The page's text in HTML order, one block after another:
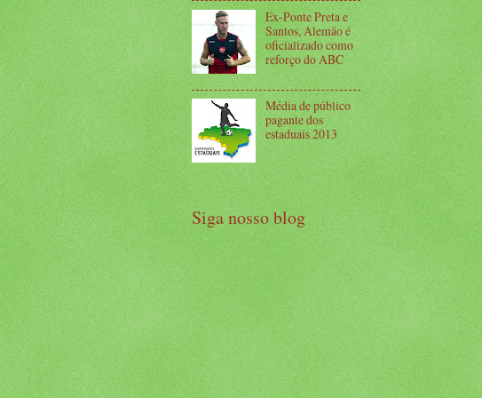
Ex-Ponte Preta e
Santos, Alemão é
oficializado como
reforço do ABC
Média de público
pagante dos
estaduais 2013
Siga nosso blog